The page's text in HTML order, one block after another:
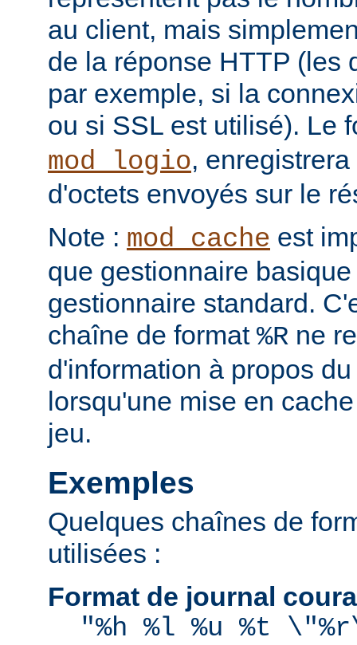
au client, mais
de la réponse HTTP (les
par exemple, si la
ou si SSL est utilisé). Le
mod_logio,
d'octets envoyés sur le
Note : mod_cache est
que gestionnaire
gestionnaire standard.
chaîne de format %R ne
d'information à propos
lorsqu'une mise en
jeu.
Exemples
Quelques chaînes de
utilisées :
Format de journal
"%h %l %u %t